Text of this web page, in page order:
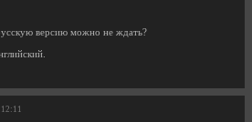
версию можно не ждать?